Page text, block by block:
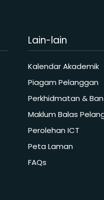
Lain-lain
Kalendar Akademik
Piagam Pelanggan
Perkhidmatan &
Maklum Balas
Perolehan ICT
Peta Laman
FAQs